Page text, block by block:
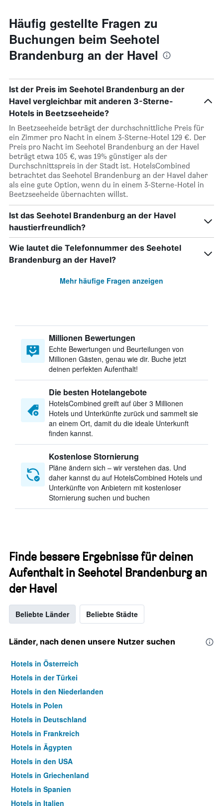
Häufig gestellte Fragen zu
Buchungen beim Seehotel
Brandenburg an der Havel
Ist der Preis im Seehotel Brandenburg an der
Havel vergleichbar mit anderen 3-Sterne-
Hotels in Beetzseeheide?
In Beetzseeheide beträgt der durchschnittliche Preis für
ein Zimmer pro Nacht in einem 3-Sterne-Hotel 129 €. Der
Preis pro Nacht im Seehotel Brandenburg an der Havel
beträgt etwa 105 €, was 19% günstiger als der
Durchschnittspreis in der Stadt ist. HotelsCombined
betrachtet das Seehotel Brandenburg an der Havel daher
als eine gute Option, wenn du in einem 3-Sterne-Hotel in
Beetzseeheide übernachten willst.
Ist das Seehotel Brandenburg an der Havel
haustierfreundlich?
Wie lautet die Telefonnummer des Seehotel
Brandenburg an der Havel?
Mehr häufige Fragen anzeigen
Millionen Bewertungen
Echte Bewertungen und Beurteilungen von
Millionen Gästen, genau wie dir. Buche jetzt
deinen perfekten Aufenthalt!
Die besten Hotelangebote
HotelsCombined greift auf über 3 Millionen
Hotels und Unterkünfte zurück und sammelt sie
an einem Ort, damit du die ideale Unterkunft
finden kannst.
Kostenlose Stornierung
Pläne ändern sich – wir verstehen das. Und
daher kannst du auf HotelsCombined Hotels und
Unterkünfte von Anbietern mit kostenloser
Stornierung suchen und buchen
Finde bessere Ergebnisse für deinen
Aufenthalt in Seehotel Brandenburg an
der Havel
Beliebte Länder Beliebte Städte
Länder, nach denen unsere Nutzer suchen
Hotels in Österreich
Hotels in der Türkei
Hotels in den Niederlanden
Hotels in Polen
Hotels in Deutschland
Hotels in Frankreich
Hotels in Ägypten
Hotels in den USA
Hotels in Griechenland
Hotels in Spanien
Hotels in Italien